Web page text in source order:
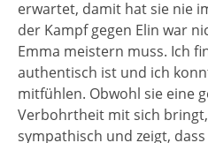
erwartet, damit hat sie nie
der Kampf gegen Elin war
Emma meistern muss. Ich
authentisch ist und ich
mitfühlen. Obwohl sie eine
Verbohrtheit mit sich
sympathisch und zeigt,